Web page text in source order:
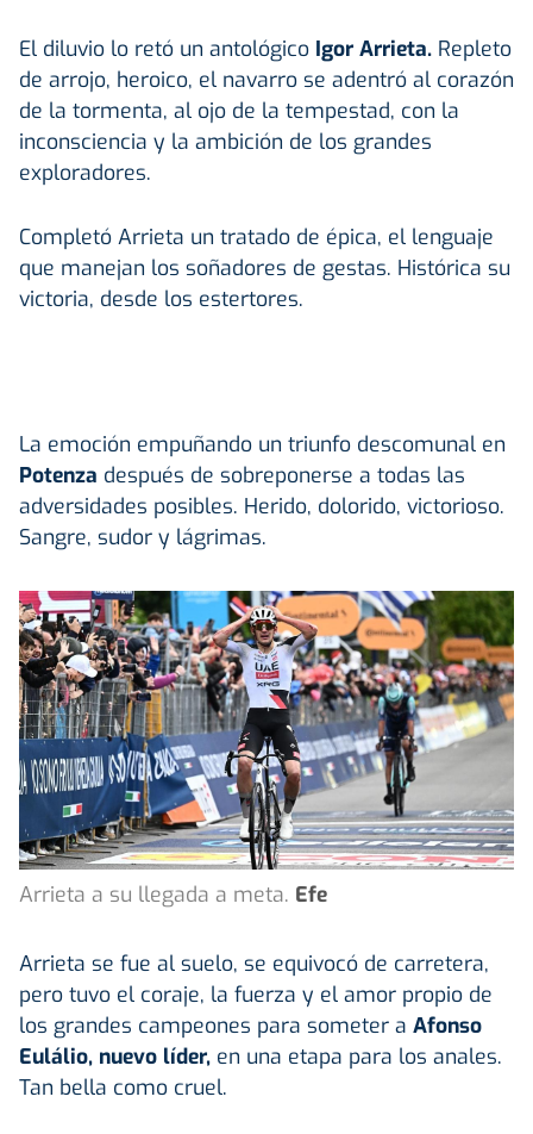
El diluvio lo retó un antológico Igor Arrieta. Repleto
de arrojo, heroico, el navarro se adentró al corazón
de la tormenta, al ojo de la tempestad, con la
inconsciencia y la ambición de los grandes
exploradores.
Completó Arrieta un tratado de épica, el lenguaje
que manejan los soñadores de gestas. Histórica su
victoria, desde los estertores.
La emoción empuñando un triunfo descomunal en
Potenza después de sobreponerse a todas las
adversidades posibles. Herido, dolorido, victorioso.
Sangre, sudor y lágrimas.
Arrieta a su llegada a meta. Efe
Arrieta se fue al suelo, se equivocó de carretera,
pero tuvo el coraje, la fuerza y el amor propio de
los grandes campeones para someter a Afonso
Eulálio, nuevo líder, en una etapa para los anales.
Tan bella como cruel.